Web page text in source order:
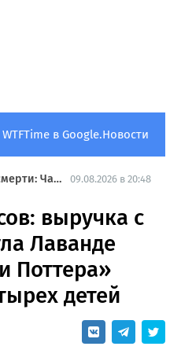
в Google.Новости
Гарри Поттер и Дары смерти: Часть 2
09.08.2026 в 20:48
выручка с
Лаванде
Поттера»
детей